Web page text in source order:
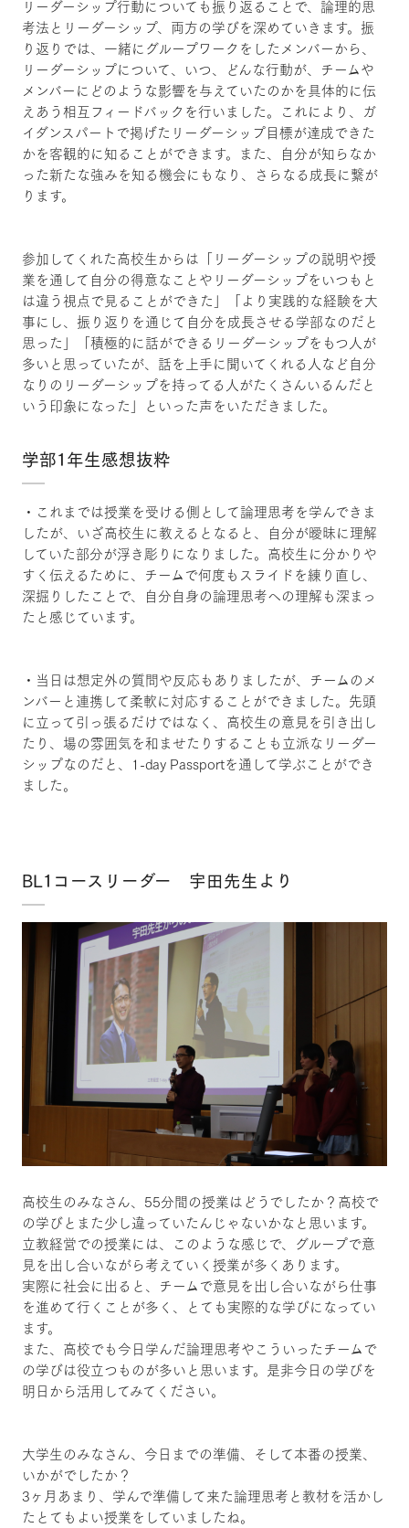
リーダーシップ行動についても振り返ることで、論理的思
考法とリーダーシップ、両方の学びを深めていきます。振
り返りでは、一緒にグループワークをしたメンバーから、
リーダーシップについて、いつ、どんな行動が、チームや
メンバーにどのような影響を与えていたのかを具体的に伝
えあう相互フィードバックを行いました。これにより、ガ
イダンスパートで掲げたリーダーシップ目標が達成できた
かを客観的に知ることができます。また、自分が知らなか
った新たな強みを知る機会にもなり、さらなる成長に繋が
ります。
参加してくれた高校生からは「リーダーシップの説明や授
業を通して自分の得意なことやリーダーシップをいつもと
は違う視点で見ることができた」「より実践的な経験を大
事にし、振り返りを通じて自分を成長させる学部なのだと
思った」「積極的に話ができるリーダーシップをもつ人が
多いと思っていたが、話を上手に聞いてくれる人など自分
なりのリーダーシップを持ってる人がたくさんいるんだと
いう印象になった」といった声をいただきました。
学部1年生感想抜粋
・これまでは授業を受ける側として論理思考を学んできま
したが、いざ高校生に教えるとなると、自分が曖昧に理解
していた部分が浮き彫りになりました。高校生に分かりや
すく伝えるために、チームで何度もスライドを練り直し、
深掘りしたことで、自分自身の論理思考への理解も深まっ
たと感じています。
・当日は想定外の質問や反応もありましたが、チームのメ
ンバーと連携して柔軟に対応することができました。先頭
に立って引っ張るだけではなく、高校生の意見を引き出し
たり、場の雰囲気を和ませたりすることも立派なリーダー
シップなのだと、1-day Passportを通して学ぶことができ
ました。
BL1コースリーダー 宇田先生より
高校生のみなさん、55分間の授業はどうでしたか？高校で
の学びとまた少し違っていたんじゃないかなと思います。
立教経営での授業には、このような感じで、グループで意
見を出し合いながら考えていく授業が多くあります。
実際に社会に出ると、チームで意見を出し合いながら仕事
を進めて行くことが多く、とても実際的な学びになってい
ます。
また、高校でも今日学んだ論理思考やこういったチームで
の学びは役立つものが多いと思います。是非今日の学びを
明日から活用してみてください。
大学生のみなさん、今日までの準備、そして本番の授業、
いかがでしたか？
3ヶ月あまり、学んで準備して来た論理思考と教材を活かし
たとてもよい授業をしていましたね。